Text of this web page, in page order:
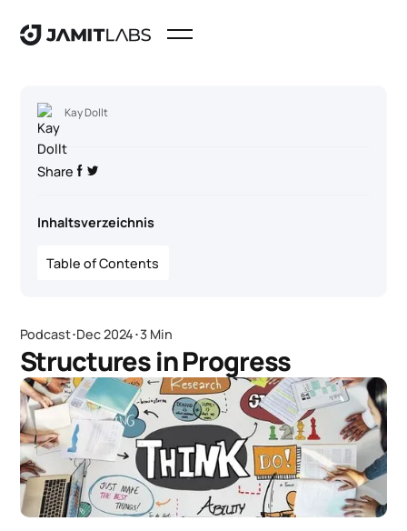
Podcast･Dec 2024･3 Min
Structures in Progress
Kay Dollt
Share
Inhaltsverzeichnis
Table of Contents